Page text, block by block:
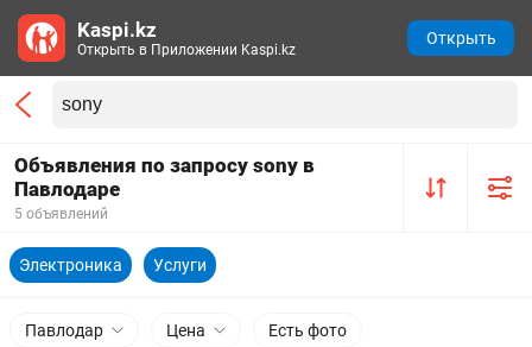
Объявления по запросу sony в
Павлодаре
5 объявлений
Электроника Услуги
Павлодар Цена Есть фото
Kaspi.kz
Открыть в Приложении Kaspi.kz
Открыть